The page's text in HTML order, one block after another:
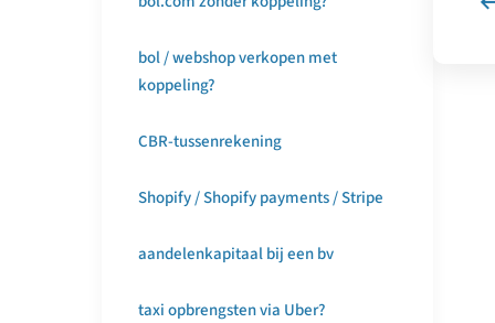
bol / webshop verkopen met
koppeling?
CBR-tussenrekening
Shopify / Shopify payments / Stripe
aandelenkapitaal bij een bv
taxi opbrengsten via Uber?